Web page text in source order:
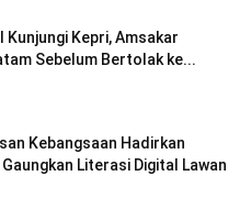
Kunjungi Kepri, Amsakar
Sebelum Bertolak ke...
Kebangsaan Hadirkan
Literasi Digital Lawan